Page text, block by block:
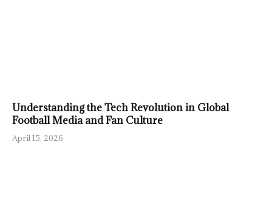
Understanding the Tech Revolution in Global
Football Media and Fan Culture
April 15, 2026